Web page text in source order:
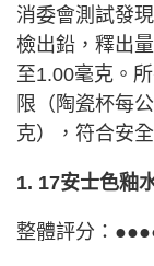
消委會測試發
檢出鉛，釋出
至1.00毫克。
限（陶瓷杯每
克），符合安
1. 17安士色釉
整體評分：